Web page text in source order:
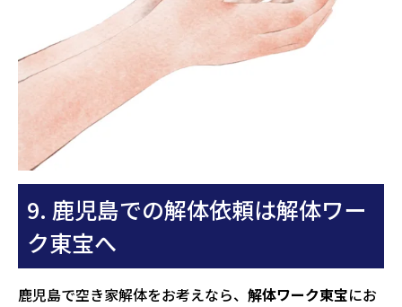
9. 鹿児島での解体依頼は解体ワー
ク東宝へ
鹿児島で空き家解体をお考えなら、 解体ワーク東宝にお